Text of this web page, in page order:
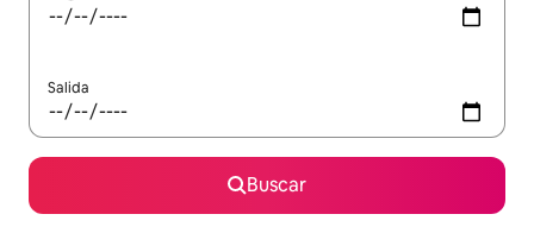
Salida
Buscar